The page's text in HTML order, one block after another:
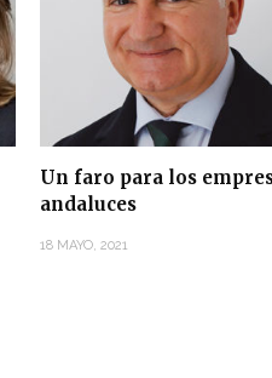
Un faro para los
andaluces
18 MAYO, 2021